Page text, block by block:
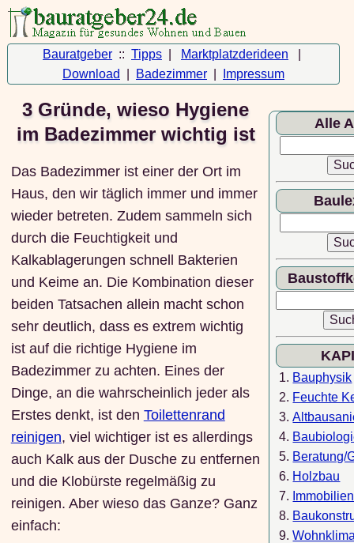
Bauratgeber :: Tipps Marktplatzderideen
Download
Badezimmer Impressum
3 Gründe, wieso Hygiene
im Badezimmer wichtig ist
Das Badezimmer ist einer der Ort im
Haus, den wir täglich immer und immer
wieder betreten. Zudem sammeln sich
durch die Feuchtigkeit und
Kalkablagerungen schnell Bakterien
und Keime an. Die Kombination dieser
beiden Tatsachen allein macht schon
sehr deutlich, dass es extrem wichtig
ist auf die richtige Hygiene im
Badezimmer zu achten. Eines der
Dinge, an die wahrscheinlich jeder als
Erstes denkt, ist den Toilettenrand
reinigen, viel wichtiger ist es allerdings
auch Kalk aus der Dusche zu entfernen
und die Klobürste regelmäßig zu
reinigen. Aber wieso das Ganze? Ganz
einfach:
Alle
1. Bauphysik
2. Feuchte
3.
4.
5. Beratung/
6. Holzbau
7. Immobilien
8.
9.